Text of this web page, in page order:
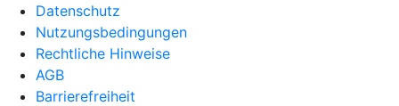
Datenschutz
Nutzungsbedingungen
Rechtliche Hinweise
AGB
Barrierefreiheit